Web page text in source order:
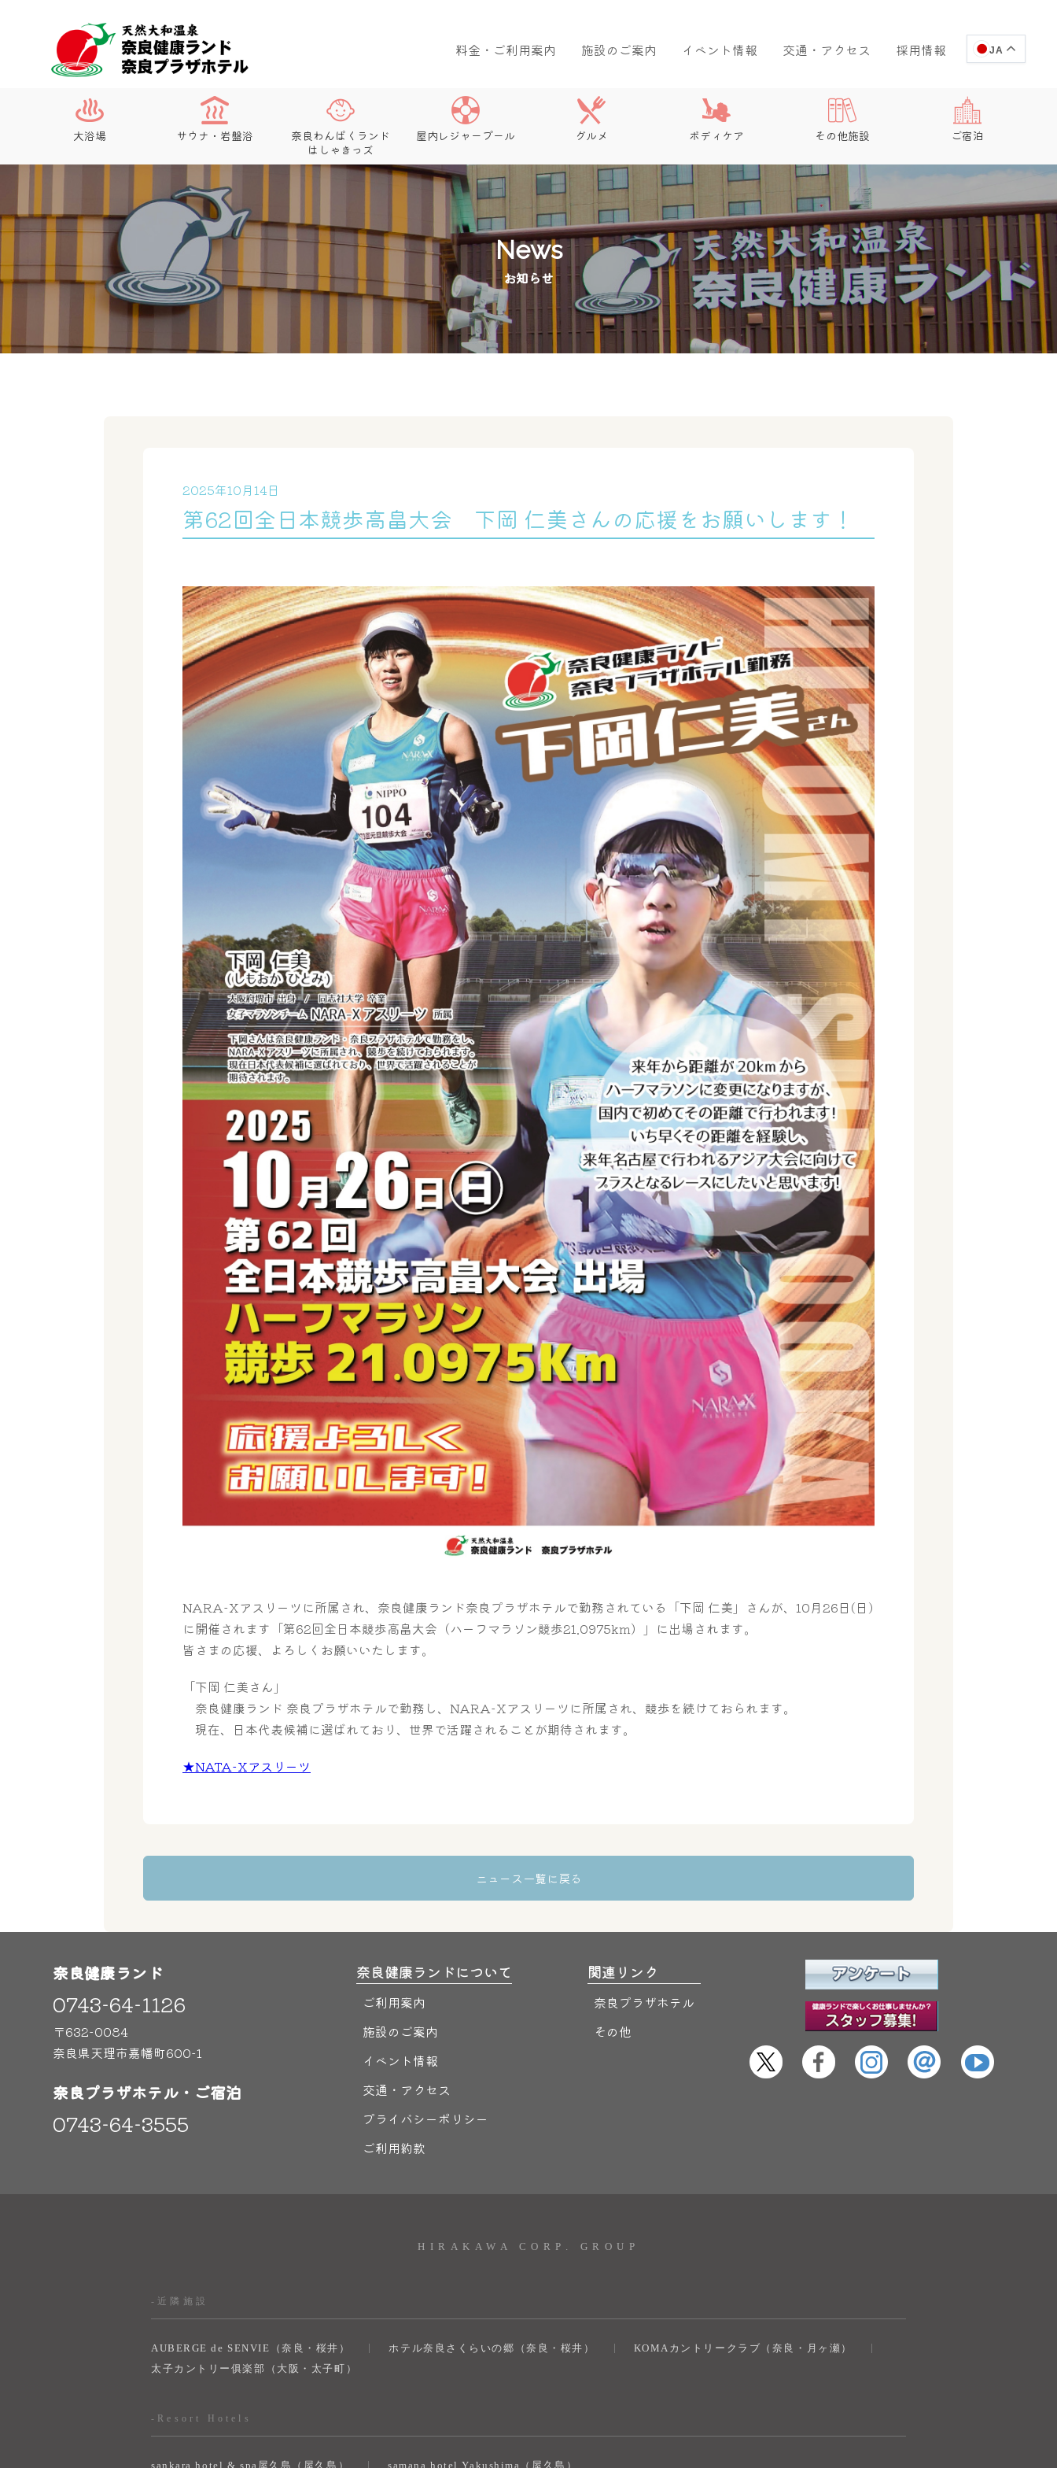
料金・ご利用案内 施設のご案内 イベント情報 交通・アクセス 採用情報 JA
大浴場 サウナ・岩盤浴
奈良わんぱくランド
はしゃきっズ
屋内レジャープール グルメ ボディケア その他施設 ご宿泊
News
お知らせ
2025年10月14日
第62回全日本競歩高畠大会 下岡 仁美さんの応援をお願いします！
NARA-Xアスリーツに所属され、奈良健康ランド奈良プラザホテルで勤務されている「下岡 仁美」さんが、10月26日(日)
に開催されます「第62回全日本競歩高畠大会（ハーフマラソン競歩21.0975km）」に出場されます。
皆さまの応援、よろしくお願いいたします。
「下岡 仁美さん」
奈良健康ランド 奈良プラザホテルで勤務し、NARA-Xアスリーツに所属され、競歩を続けておられます。
現在、日本代表候補に選ばれており、世界で活躍されることが期待されます。
★NATA-Xアスリーツ
ニュース一覧に戻る
奈良健康ランド
0743-64-1126
〒632-0084
奈良県天理市嘉幡町600-1
奈良プラザホテル・ご宿泊
0743-64-3555
奈良健康ランドについて
ご利用案内
施設のご案内
イベント情報
交通・アクセス
プライバシーポリシー
ご利用約款
関連リンク
奈良プラザホテル
その他
HIRAKAWA CORP. GROUP
-近隣施設
AUBERGE de SENVIE（奈良・桜井） ホテル奈良さくらいの郷（奈良・桜井）
KOMAカントリークラブ（奈良・月ヶ瀬）
太子カントリー俱楽部（大阪・太子町）
-Resort Hotels
sankara hotel & spa屋久島（屋久島） samana hotel Yakushima（屋久島）
奈良健康ランド
AIコンシェルジュ